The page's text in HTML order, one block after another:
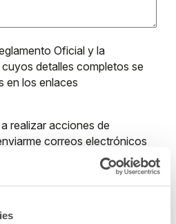
Oficialy la
cuyos detalles completos se
en los enlaces
realizar acciones de
correos electrónicos
y promociones
enviarme correos